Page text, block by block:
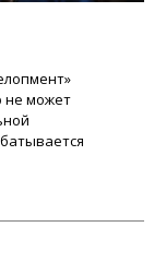
не может